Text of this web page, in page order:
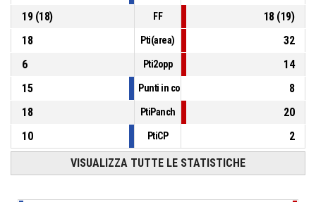
19(18) FF 18(19)
18
Pti(area)
32
6
Pti2opp
14
15
Punti in contropiede
8
18
PtiPanch
20
10
PtiCP 2
VISUALIZZA TUTTE LE STATISTICHE